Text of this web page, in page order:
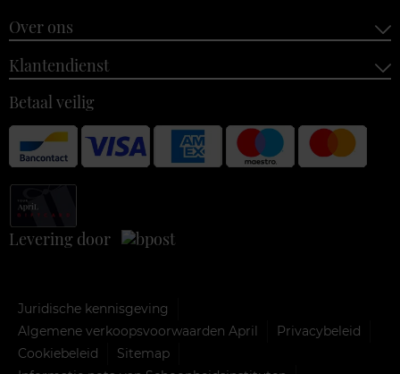
Over ons
Klantendienst
Betaal veilig
Levering door
Juridische kennisgeving
Algemene verkoopsvoorwaarden April
Privacybeleid
Cookiebeleid
Sitemap